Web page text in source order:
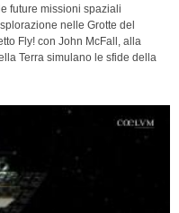
future missioni spaziali
nelle Grotte del
Fly! con John McFall, alla
Terra simulano le sfide della